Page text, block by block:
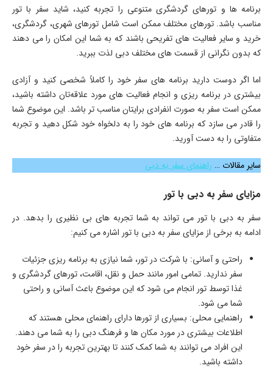
برنامه ‌ها و تورهای گردشگری متنوعی را تجربه کنید، شاید سفر با تور
مناسب باشد. تورهای مختلف ممکن است شامل تورهای شهری، گردشگری،
خرید و سایر فعالیت ‌های تفریحی باشند که به شما این امکان را می ‌دهند
که بدون نگرانی از قسمت های مختلف دبی لذت ببرید.
اما اگر دوست دارید برنامه ‌های سفر خود را کاملاً شخصی کنید و آزادی
بیشتری در برنامه‌ ریزی و انجام فعالیت‌ های مورد علاقه‌تان داشته باشید،
ممکن است سفر به صورت انفرادی برایتان مناسب ‌تر باشد. این موضوع شما
را قادر می ‌سازد که برنامه‌ های خود را به دلخواه خود شکل دهید و تجربه‌
متفاوتی را به دست آورید.
سایر مقالات … راهنمای سفر به دبی
مزایای سفر به دبی با تور
سفر به دبی با تور می ‌تواند به شما تجربه‌ های بی ‌نظیری را بدهد. در
ادامه به برخی از مزایای سفر به دبی با تور اشاره می ‌کنیم:
راحتی و آسانی: با شرکت در تور، شما نیازی به برنامه ‌ریزی جزئیات
سفر ندارید. تمامی امور مانند حمل و نقل، اقامت، تورهای گردشگری و
غذا توسط تور انجام می ‌شود که این موضوع باعث آسانی و راحتی
شما می ‌شود.
راهنمایی محلی: بسیاری از تورها دارای راهنمای محلی هستند که
اطلاعات بیشتری در مورد مکان ‌ها و فرهنگ دبی را به شما می ‌دهند.
این افراد می ‌توانند به شما کمک کنند تا بهترین تجربه را در سفر خود
داشته باشید.